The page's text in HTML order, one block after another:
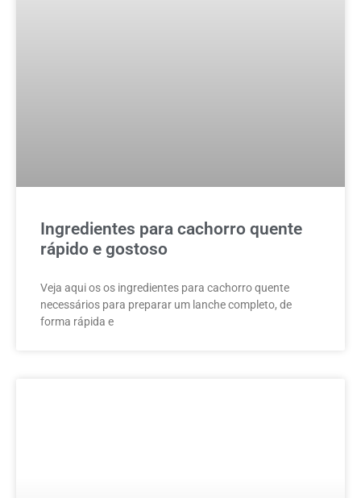
Ingredientes para cachorro quente
rápido e gostoso
Veja aqui os os ingredientes para cachorro quente
necessários para preparar um lanche completo, de
forma rápida e